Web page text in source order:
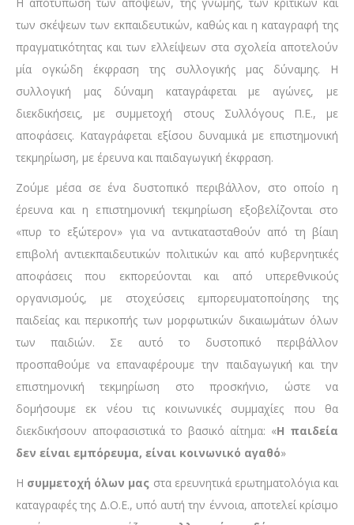
των σκέψεων των εκπαιδευτικών, καθώς και η καταγραφή της
πραγματικότητας και των ελλείψεων στα σχολεία αποτελούν
μία ογκώδη έκφραση της συλλογικής μας δύναμης. Η
συλλογική μας δύναμη καταγράφεται με αγώνες, με
διεκδικήσεις, με συμμετοχή στους Συλλόγους Π.Ε., με
αποφάσεις. Καταγράφεται εξίσου δυναμικά με επιστημονική
τεκμηρίωση, με έρευνα και παιδαγωγική έκφραση.
Ζούμε μέσα σε ένα δυστοπικό περιβάλλον, στο οποίο η
έρευνα και η επιστημονική τεκμηρίωση εξοβελίζονται στο
«πυρ το εξώτερον» για να αντικατασταθούν από τη βίαιη
επιβολή αντιεκπαιδευτικών πολιτικών και από κυβερνητικές
αποφάσεις που εκπορεύονται και από υπερεθνικούς
οργανισμούς, με στοχεύσεις εμπορευματοποίησης της
παιδείας και περικοπής των μορφωτικών δικαιωμάτων όλων
των παιδιών. Σε αυτό το δυστοπικό περιβάλλον
προσπαθούμε να επαναφέρουμε την παιδαγωγική και την
επιστημονική τεκμηρίωση στο προσκήνιο, ώστε να
δομήσουμε εκ νέου τις κοινωνικές συμμαχίες που θα
διεκδικήσουν αποφασιστικά το βασικό αίτημα: «Η παιδεία
δεν είναι εμπόρευμα, είναι κοινωνικό αγαθό»
Η συμμετοχή όλων μας στα ερευνητικά ερωτηματολόγια και
καταγραφές της Δ.Ο.Ε., υπό αυτή την έννοια, αποτελεί κρίσιμο